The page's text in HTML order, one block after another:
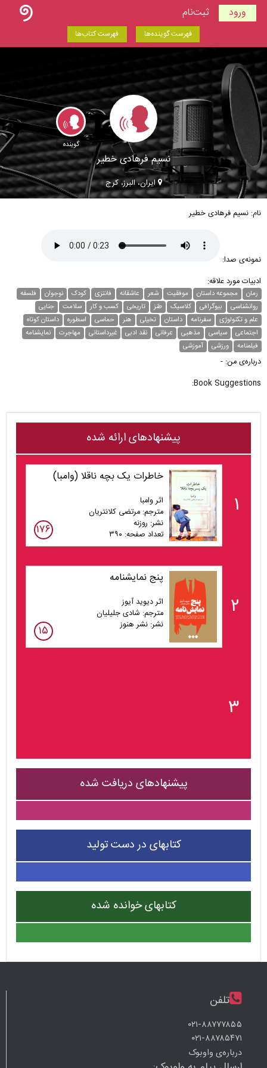
ورود ثبت‌نام
فهرست گوینده‌ها فهرست کتاب‌ها
گوینده
نسیم فرهادی خطیر
ایران، البرز، کرج
نام: نسیم فرهادی خطیر
نمونه‌ی صدا:
ادبیات مورد علاقه:
رمان مجموعه داستان موفقیت شعر عاشقانه فانتزی کودک نوجوان
فلسفه
روانشناسی
بیوگرافی کلاسیک طنز تاریخی کسب و کار سلامت
جنایی
علم و تکنولوژی
سفرنامه داستان تخیلی هنر حماسی اسطوره
داستان کوتاه
اجتماعی
سیاسی مذهبی عرفانی نقد ادبی غیر‌داستانی مهاجرت
نمایشنامه
فیلمنامه
ورزشی آموزشی
درباره‌ی من: -
Book Suggestions:
پیشنهادهای ارائه شده
۱
خاطرات یک بچه ناقلا (وامبا)
اثر وامبا
مترجم: مرتضی کلانتریان
نشر: روزنه
تعداد صفحه: ۳۹۰
۱۷۶
۲
پنج نمایشنامه
اثر دیوید آیوز
مترجم: شادی جلیلیان
نشر: نشر هنوز
۱۵
۳
پیشنهادهای دریافت شده
کتابهای در دست تولید
کتابهای خوانده شده
تلفن
۰۲۱-۸۸۷۷۷۸۵۵
۰۲۱-۸۸۷۸۵۴۷۱
درباره‌ی واوبوک